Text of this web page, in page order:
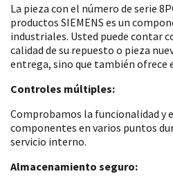
La pieza con el número de serie
productos SIEMENS es un
industriales. Usted puede contar
calidad de su repuesto o pieza
entrega, sino que también ofrece
Controles múltiples:
Comprobamos la funcionalidad y
componentes en varios puntos
servicio interno.
Almacenamiento seguro: